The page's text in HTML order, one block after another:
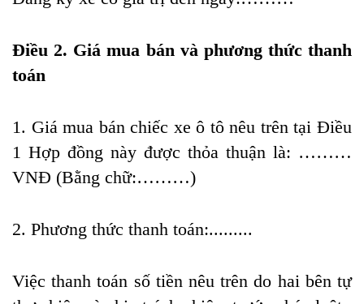
Điều 2. Giá mua bán và phương thức thanh
toán
1. Giá mua bán chiếc xe ô tô nêu trên tại Điều
1 Hợp đồng này được thỏa thuận là: ………
VNĐ (Bằng chữ:………)
2. Phương thức thanh toán:.........
Việc thanh toán số tiền nêu trên do hai bên tự